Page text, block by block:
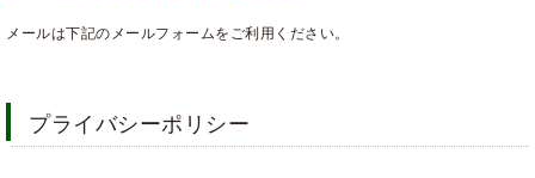
メールは下記のメールフォームをご利用ください。
プライバシーポリシー